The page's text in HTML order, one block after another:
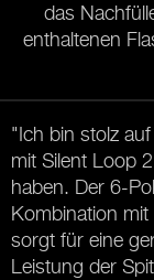
das
enthaltenen
"Ich bin stolz
mit Silent Loop
haben. Der 6-
Kombination
sorgt für eine
Leistung der